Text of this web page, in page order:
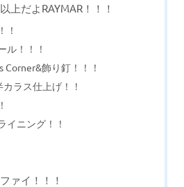
上だよRAYMAR！！！
！
ル！！！
Corner&飾り釘！！！
ラス仕上げ！！
イニング！！
ァイ！！！